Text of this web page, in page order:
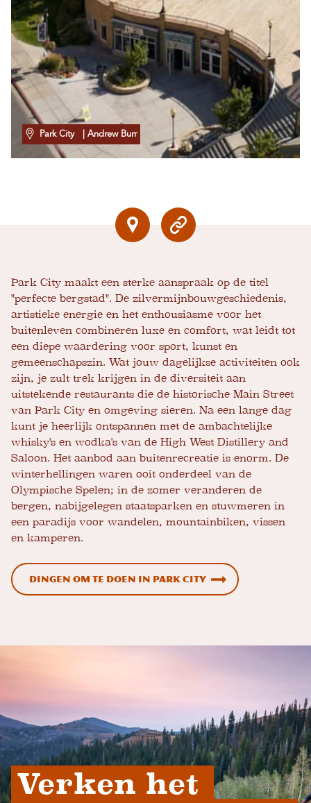
Park City | Andrew Burr
Park City maakt een sterke aanspraak op de titel
"perfecte bergstad". De zilvermijnbouwgeschiedenis,
artistieke energie en het enthousiasme voor het
buitenleven combineren luxe en comfort, wat leidt tot
een diepe waardering voor sport, kunst en
gemeenschapszin. Wat jouw dagelijkse activiteiten ook
zijn, je zult trek krijgen in de diversiteit aan
uitstekende restaurants die de historische Main Street
van Park City en omgeving sieren. Na een lange dag
kunt je heerlijk ontspannen met de ambachtelijke
whisky's en wodka's van de High West Distillery and
Saloon. Het aanbod aan buitenrecreatie is enorm. De
winterhellingen waren ooit onderdeel van de
Olympische Spelen; in de zomer veranderen de
bergen, nabijgelegen staatsparken en stuwmeren in
een paradijs voor wandelen, mountainbiken, vissen
en kamperen.
Dingen om te doen in Park City
Verken het